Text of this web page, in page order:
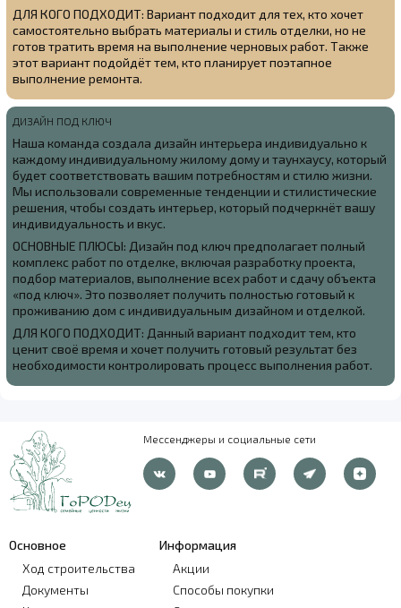
ДЛЯ КОГО ПОДХОДИТ: Вариант подходит для тех, кто хочет
самостоятельно выбрать материалы и стиль отделки, но не
готов тратить время на выполнение черновых работ. Также
этот вариант подойдёт тем, кто планирует поэтапное
выполнение ремонта.
ДИЗАЙН ПОД КЛЮЧ
Наша команда создала дизайн интерьера индивидуально к
каждому индивидуальному жилому дому и таунхаусу, который
будет соответствовать вашим потребностям и стилю жизни.
Мы использовали современные тенденции и стилистические
решения, чтобы создать интерьер, который подчеркнёт вашу
индивидуальность и вкус.
ОСНОВНЫЕ ПЛЮСЫ: Дизайн под ключ предполагает полный
комплекс работ по отделке, включая разработку проекта,
подбор материалов, выполнение всех работ и сдачу объекта
«под ключ». Это позволяет получить полностью готовый к
проживанию дом с индивидуальным дизайном и отделкой.
ДЛЯ КОГО ПОДХОДИТ: Данный вариант подходит тем, кто
ценит своё время и хочет получить готовый результат без
необходимости контролировать процесс выполнения работ.
Мессенджеры и социальные сети
Основное
Ход строительства
Документы
Информация
Акции
Способы покупки